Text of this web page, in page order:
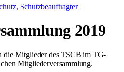
Schutzbeauftragter
2019
die Mitglieder des TSCB im TG-
Mitgliederversammlung.